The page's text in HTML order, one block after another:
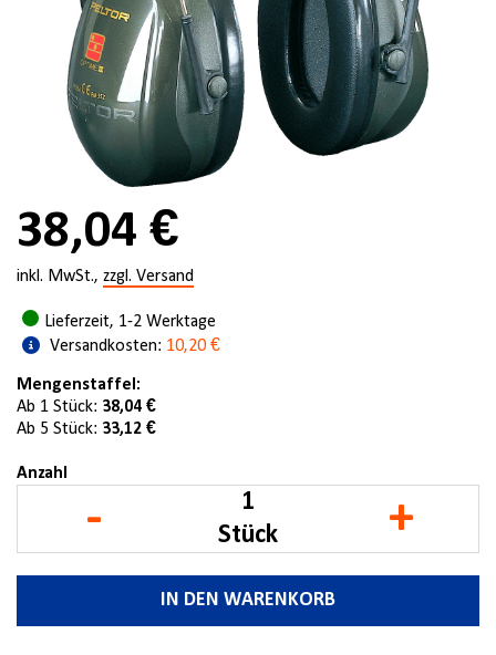
38,04 €
inkl. MwSt., zzgl. Versand
Lieferzeit, 1-2 Werktage
Versandkosten: 10,20 €
Mengenstaffel:
Ab 1 Stück: 38,04 €
Ab 5 Stück: 33,12 €
Anzahl
- Stück +
IN DEN WARENKORB